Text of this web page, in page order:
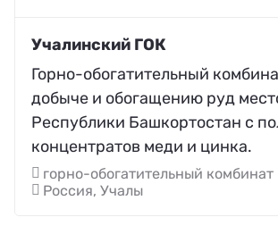
Учалинский ГОК
Горно-обогатительный
добыче и обогащению руд
Республики Башкортостан с
концентратов меди и цинка.
горно-обогатительный комбинат
Россия, Учалы